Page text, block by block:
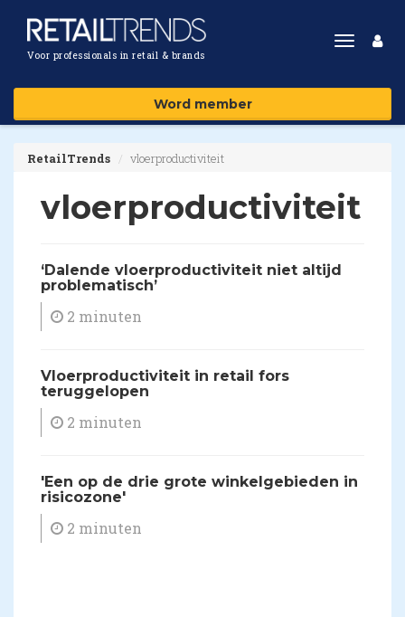
Voor professionals in retail & brands
Toggle
Word member
RetailTrends vloerproductiviteit
vloerproductiviteit
‘Dalende vloerproductiviteit niet altijd
problematisch’
2 minuten
Vloerproductiviteit in retail fors
teruggelopen
2 minuten
'Een op de drie grote winkelgebieden in
risicozone'
2 minuten